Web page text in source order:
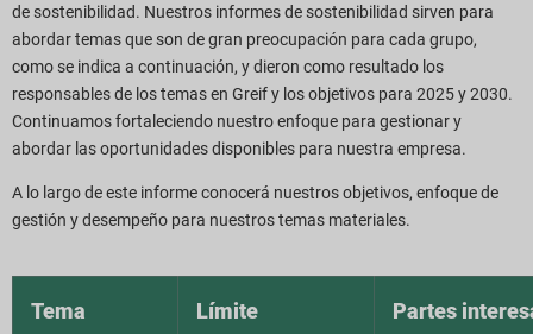
de sostenibilidad. Nuestros informes de sostenibilidad sirven para
abordar temas que son de gran preocupación para cada grupo,
como se indica a continuación, y dieron como resultado los
responsables de los temas en Greif y los objetivos para 2025 y 2030.
Continuamos fortaleciendo nuestro enfoque para gestionar y
abordar las oportunidades disponibles para nuestra empresa.
A lo largo de este informe conocerá nuestros objetivos, enfoque de
gestión y desempeño para nuestros temas materiales.
Tema
Límite
Partes